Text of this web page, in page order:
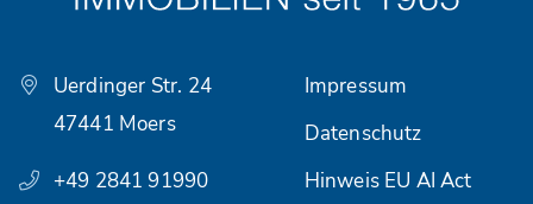
Uerdinger Str. 24
47441 Moers
+49 2841 91990
Impressum
Datenschutz
Hinweis EU AI Act